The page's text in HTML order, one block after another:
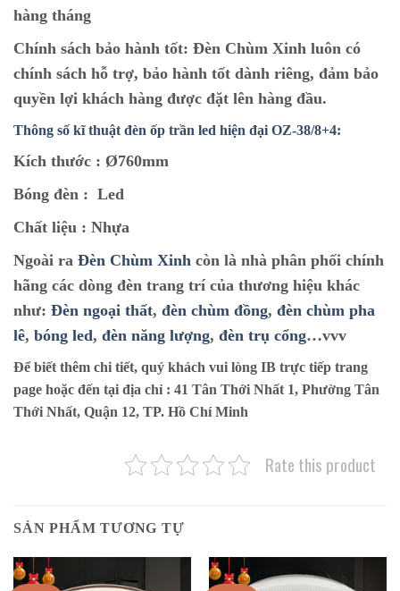
hàng tháng
Chính sách bảo hành tốt: Đèn Chùm Xinh luôn có
chính sách hỗ trợ, bảo hành tốt dành riêng, đảm bảo
quyền lợi khách hàng được đặt lên hàng đầu.
Thông số kĩ thuật đèn ốp trần led hiện đại OZ-38/8+4:
Kích thước : Ø760mm
Bóng đèn : Led
Chất liệu : Nhựa
Ngoài ra Đèn Chùm Xinh còn là nhà phân phối chính
hãng các dòng đèn trang trí của thương hiệu khác
như: Đèn ngoại thất, đèn chùm đồng, đèn chùm pha
lê, bóng led, đèn năng lượng, đèn trụ cổng…vvv
Để biết thêm chi tiết, quý khách vui lòng IB trực tiếp trang
page hoặc đến tại địa chỉ : 41 Tân Thới Nhất 1, Phường Tân
Thới Nhất, Quận 12, TP. Hồ Chí Minh
Rate this product
SẢN PHẨM TƯƠNG TỰ